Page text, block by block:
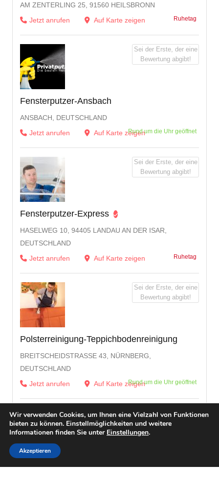
AM ZENTERLING 25, 91560 HEILSBRONN
Jetzt anrufen
Auf Karte zeigen Ruhetag
Fensterputzer-Ansbach
ANSBACH, DEUTSCHLAND
Jetzt anrufen
Auf Karte zeigenRund um die Uhr geöffnet
Sei der Erste, der eine
Bewertung abgibt!
Fensterputzer-Express
HASELWEG 10, 94405 LANDAU AN DER ISAR,
DEUTSCHLAND
Jetzt anrufen
Auf Karte zeigen Ruhetag
Sei der Erste, der eine
Bewertung abgibt!
Polsterreinigung-Teppichbodenreinigung
BREITSCHEIDSTRASSE 43, NÜRNBERG, D
EUTSCHLAND
Jetzt anrufen
Auf Karte zeigenRund um die Uhr geöffnet
Sei der Erste, der eine
Bewertung abgibt!
Wir verwenden Cookies, um Ihnen eine Vielzahl von Funktionen
bieten zu können. Einstellmöglichkeiten und weitere
Informationen finden Sie unter Einstellungen.
Akzeptieren